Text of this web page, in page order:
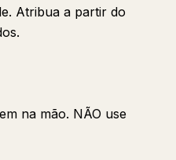
Atribua a partir do
na mão. NÃO use